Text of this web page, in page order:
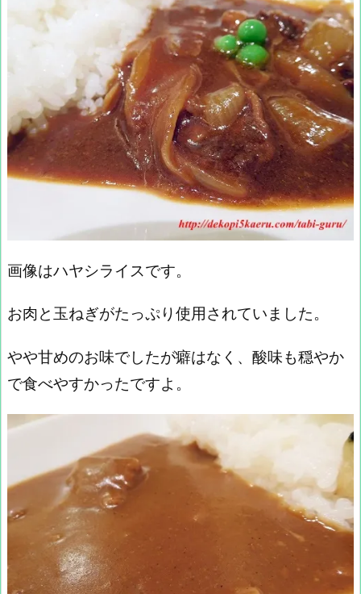
画像はハヤシライスです。
お肉と玉ねぎがたっぷり使用されていました。
やや甘めのお味でしたが癖はなく、酸味も穏やか
で食べやすかったですよ。